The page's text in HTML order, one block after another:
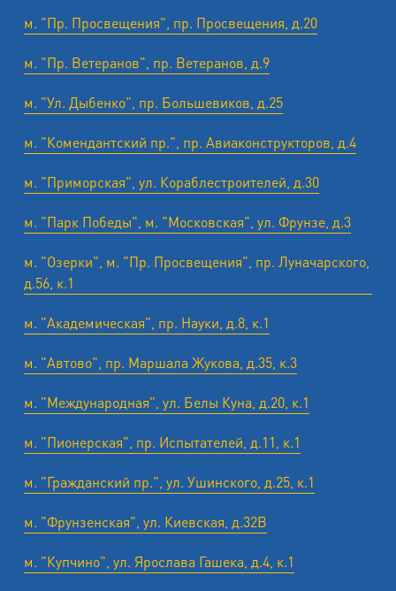
м. "Пр. Просвещения", пр. Просвещения, д.20
м. "Пр. Ветеранов", пр. Ветеранов, д.9
м. "Ул. Дыбенко", пр. Большевиков, д.25
м. "Комендантский пр.", пр. Авиаконструкторов, д.4
м. "Приморская", ул. Кораблестроителей, д.30
м. "Парк Победы", м. "Московская", ул. Фрунзе, д.3
м. "Озерки", м. "Пр. Просвещения", пр. Луначарского,
д.56, к.1
м. "Академическая", пр. Науки, д.8, к.1
м. "Автово", пр. Маршала Жукова, д.35, к.3
м. "Международная", ул. Белы Куна, д.20, к.1
м. "Пионерская", пр. Испытателей, д.11, к.1
м. "Гражданский пр.", ул. Ушинского, д.25, к.1
м. "Фрунзенская", ул. Киевская, д.32В
м. "Купчино", ул. Ярослава Гашека, д.4, к.1